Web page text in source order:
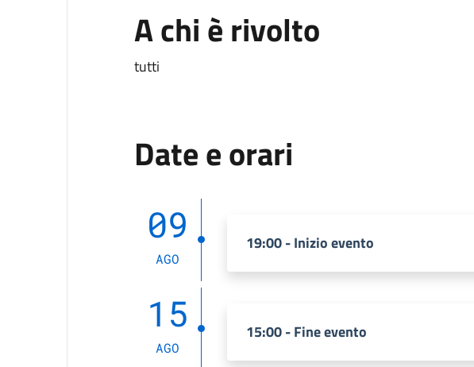
A chi è rivolto
tutti
Date e orari
09
AGO
19:00 - Inizio evento
15
AGO
15:00 - Fine evento